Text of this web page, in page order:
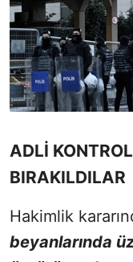
ADLİ
BIRAKILDILAR
Hakimlik
beyanlarında